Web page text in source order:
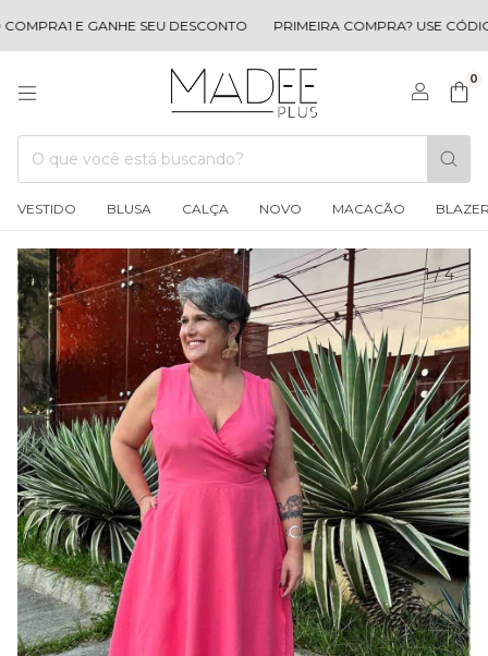
E GANHE SEU DESCONTO PRIMEIRA COMPRA? USE
0
VESTIDO BLUSA CALÇA NOVO MACACÃO
1/4